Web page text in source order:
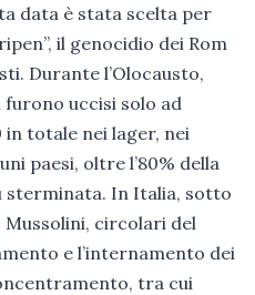
data è stata scelta per
il genocidio dei Rom
Durante l’Olocausto,
furono uccisi solo ad
in totale nei lager, nei
paesi, oltre l’80% della
sterminata. In Italia, sotto
circolari del
e l’internamento dei
tra cui